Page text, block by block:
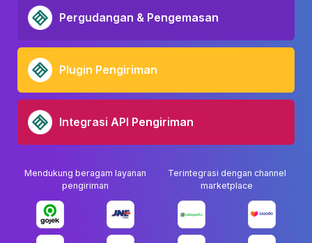
Pergudangan & Pengemasan
Plugin Pengiriman
Integrasi API Pengiriman
Mendukung beragam layanan
pengiriman
Terintegrasi dengan channel
marketplace